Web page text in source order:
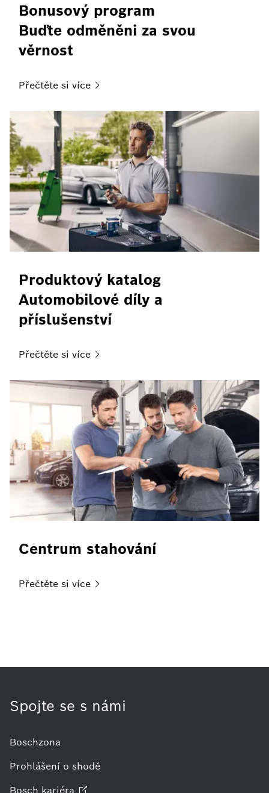
Bonusový program
Buďte odměněni za svou
věrnost
Přečtěte si více
Produktový katalog
Automobilové díly a
příslušenství
Přečtěte si více
Centrum stahování
Přečtěte si více
Spojte se s námi
Boschzona
Prohlášení o shodě
Bosch kariéra